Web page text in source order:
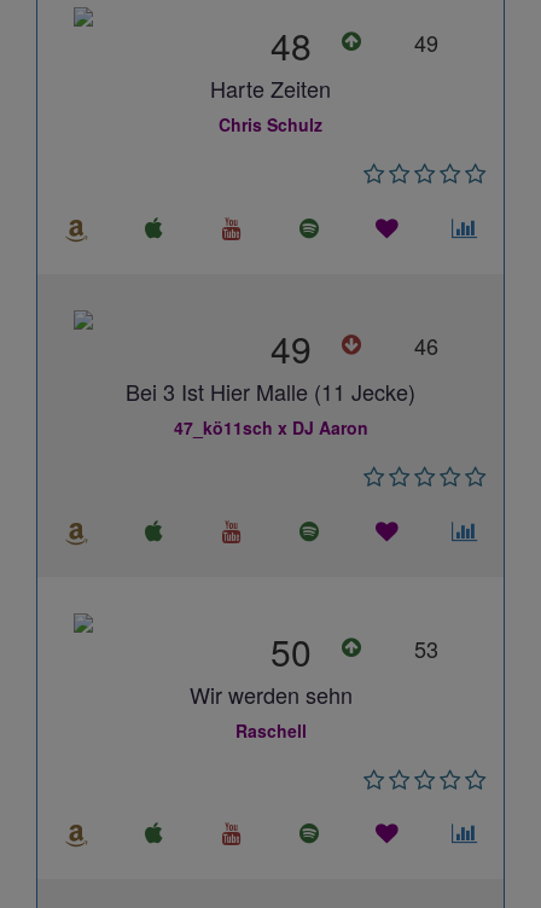
48
49
Harte Zeiten
Chris Schulz
49
46
Bei 3 Ist Hier Malle (11 Jecke)
47_kö11sch x DJ Aaron
50
53
Wir werden sehn
Raschell